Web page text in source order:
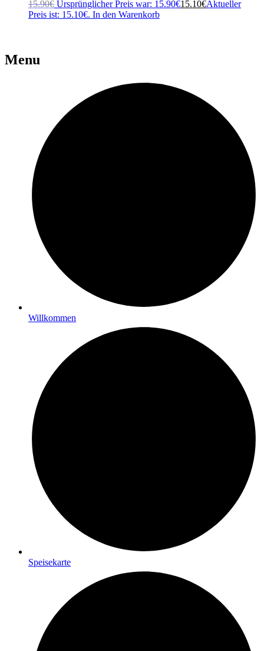
15.90€ Ursprünglicher Preis war: 15.90€15.10€Aktueller
Preis ist: 15.10€. In den Warenkorb
Menu
Willkommen
Speisekarte